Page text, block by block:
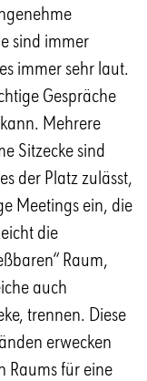
sind immer
immer sehr laut.
Gespräche
Mehrere
Sitzecke sind
der Platz zulässt,
Meetings ein, die
die
Raum,
auch
trennen. Diese
erwecken
Raums für eine